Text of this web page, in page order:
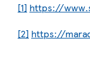
[1] https://
[2] https://